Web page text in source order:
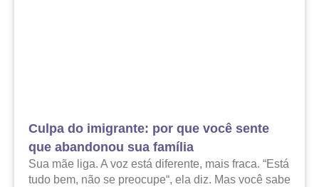
Culpa do imigrante: por que você sente
que abandonou sua família
Sua mãe liga. A voz está diferente, mais fraca. “Está
tudo bem, não se preocupe“, ela diz. Mas você sabe